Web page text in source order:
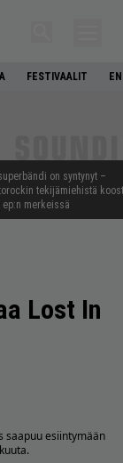
FESTIVAALIT
on syntynyt –
tekijämiehistä
ep:n merkeissä
Lost In
saapuu esiintymään